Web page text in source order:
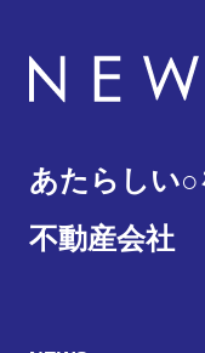
あたらしい○
不動産会社